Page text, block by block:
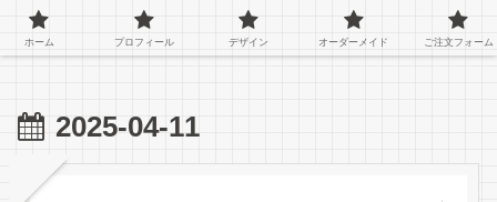
ペットのオーダーグッズを作っているアトリエキジです！
2025-04-11
ホーム プロフィール デザイン オーダーメイド ご注文フォーム